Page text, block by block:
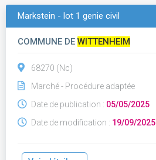
Markstein - lot 1 genie civil
COMMUNE DE WITTENHEIM
68270 (Nc)
Marché - Procédure adaptée
Date de publication : 05/05/2025
Date de modification : 19/09/2025